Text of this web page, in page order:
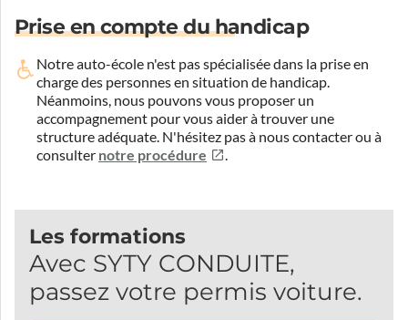
Prise en compte du handicap
Notre auto-école n'est pas spécialisée dans la prise en
charge des personnes en situation de handicap.
Néanmoins, nous pouvons vous proposer un
accompagnement pour vous aider à trouver une
structure adéquate. N'hésitez pas à nous contacter ou à
consulter notre procédure .
Les formations
Avec SYTY CONDUITE,
passez votre permis voiture.